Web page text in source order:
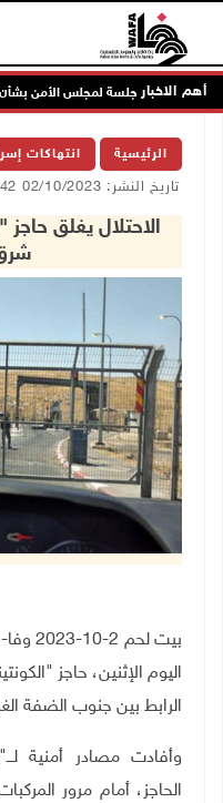
أهم الاخبارجلسة لمجلس الأمن بشأن
الرئيسية انتهاكات
تاريخ النشر: 02/10/2023 08:42 ص
الاحتلال يغلق
بيت
اليوم الإثنين، حاجز
الرابط بين جنوب الضفة
وأفادت مصادر أمنية
الحاجز، أمام مرور